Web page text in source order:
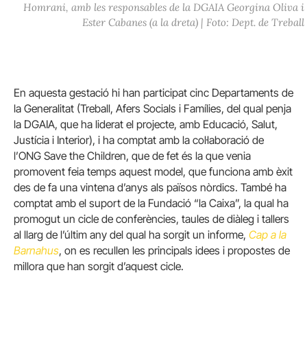
Homrani, amb les responsables de la DGAIA Georgina Oliva i
Ester Cabanes (a la dreta) | Foto: Dept. de Treball
En aquesta gestació hi han participat cinc Departaments de
la Generalitat (Treball, Afers Socials i Famílies, del qual penja
la DGAIA, que ha liderat el projecte, amb Educació, Salut,
Justícia i Interior), i ha comptat amb la col·laboració de
l’ONG Save the Children, que de fet és la que venia
promovent feia temps aquest model, que funciona amb èxit
des de fa una vintena d’anys als països nòrdics. També ha
comptat amb el suport de la Fundació “la Caixa”, la qual ha
promogut un cicle de conferències, taules de diàleg i tallers
al llarg de l’últim any del qual ha sorgit un informe, Cap a la
Barnahus, on es recullen les principals idees i propostes de
millora que han sorgit d’aquest cicle.